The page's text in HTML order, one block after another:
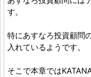
す。
特にあすなろ投資顧問
入れているようです。
そこで本章では